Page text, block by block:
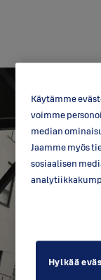
Käytämme
voimme
median
Jaamme myös
sosiaalisen
Hylkää